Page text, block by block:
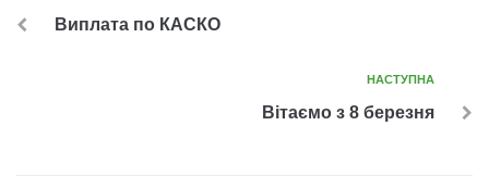
Виплата по КАСКО
НАСТУПНА
Вітаємо з 8 березня